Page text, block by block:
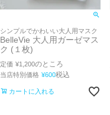
シンプルでかわいい大人用マスク
BelleVie 大人用ガーゼマス
ク (１枚)
定価 ¥1,200のところ
当店特別価格 ¥600税込
カートに入れる